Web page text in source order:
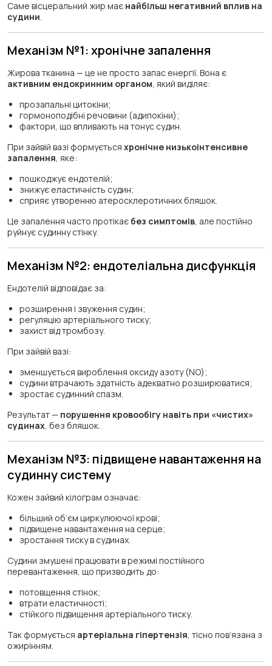
Саме вісцеральний жир має найбільш негативний вплив на
судини.
Механізм №1: хронічне запалення
Жирова тканина — це не просто запас енергії. Вона є
активним ендокринним органом, який виділяє:
прозапальні цитокіни;
гормоноподібні речовини (адипокіни);
фактори, що впливають на тонус судин.
При зайвій вазі формується хронічне низькоінтенсивне
запалення, яке:
пошкоджує ендотелій;
знижує еластичність судин;
сприяє утворенню атеросклеротичних бляшок.
Це запалення часто протікає без симптомів, але постійно
руйнує судинну стінку.
Механізм №2: ендотеліальна дисфункція
Ендотелій відповідає за:
розширення і звуження судин;
регуляцію артеріального тиску;
захист від тромбозу.
При зайвій вазі:
зменшується вироблення оксиду азоту (NO);
судини втрачають здатність адекватно розширюватися;
зростає судинний спазм.
Результат — порушення кровообігу навіть при «чистих»
судинах, без бляшок.
Механізм №3: підвищене навантаження на
судинну систему
Кожен зайвий кілограм означає:
більший об’єм циркулюючої крові;
підвищене навантаження на серце;
зростання тиску в судинах.
Судини змушені працювати в режимі постійного
перевантаження, що призводить до:
потовщення стінок;
втрати еластичності;
стійкого підвищення артеріального тиску.
Так формується артеріальна гіпертензія, тісно пов’язана з
ожирінням.